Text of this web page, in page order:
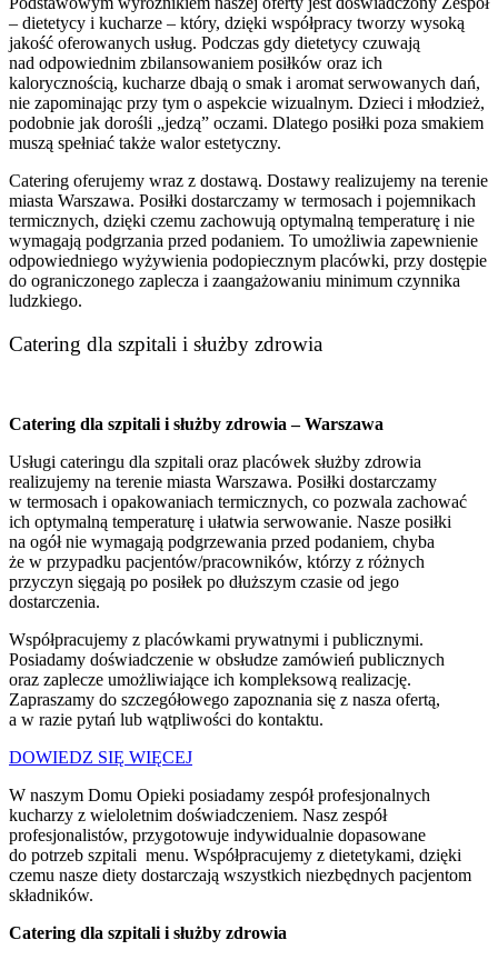
– dietetycy i kucharze – który, dzięki współpracy tworzy wysoką
jakość oferowanych usług. Podczas gdy dietetycy czuwają
nad odpowiednim zbilansowaniem posiłków oraz ich
kalorycznością, kucharze dbają o smak i aromat serwowanych dań,
nie zapominając przy tym o aspekcie wizualnym. Dzieci i młodzież,
podobnie jak dorośli „jedzą” oczami. Dlatego posiłki poza smakiem
muszą spełniać także walor estetyczny.
Catering oferujemy wraz z dostawą. Dostawy realizujemy na terenie
miasta Warszawa. Posiłki dostarczamy w termosach i pojemnikach
termicznych, dzięki czemu zachowują optymalną temperaturę i nie
wymagają podgrzania przed podaniem. To umożliwia zapewnienie
odpowiedniego wyżywienia podopiecznym placówki, przy dostępie
do ograniczonego zaplecza i zaangażowaniu minimum czynnika
ludzkiego.
Catering dla szpitali i służby zdrowia
Catering dla szpitali i służby zdrowia – Warszawa
Usługi cateringu dla szpitali oraz placówek służby zdrowia
realizujemy na terenie miasta Warszawa. Posiłki dostarczamy
w termosach i opakowaniach termicznych, co pozwala zachować
ich optymalną temperaturę i ułatwia serwowanie. Nasze posiłki
na ogół nie wymagają podgrzewania przed podaniem, chyba
że w przypadku pacjentów/pracowników, którzy z różnych
przyczyn sięgają po posiłek po dłuższym czasie od jego
dostarczenia.
Współpracujemy z placówkami prywatnymi i publicznymi.
Posiadamy doświadczenie w obsłudze zamówień publicznych
oraz zaplecze umożliwiające ich kompleksową realizację.
Zapraszamy do szczegółowego zapoznania się z nasza ofertą,
a w razie pytań lub wątpliwości do kontaktu.
DOWIEDZ SIĘ WIĘCEJ
W naszym Domu Opieki posiadamy zespół profesjonalnych
kucharzy z wieloletnim doświadczeniem. Nasz zespół
profesjonalistów, przygotowuje indywidualnie dopasowane
do potrzeb szpitali menu. Współpracujemy z dietetykami, dzięki
czemu nasze diety dostarczają wszystkich niezbędnych pacjentom
składników.
Catering dla szpitali i służby zdrowia